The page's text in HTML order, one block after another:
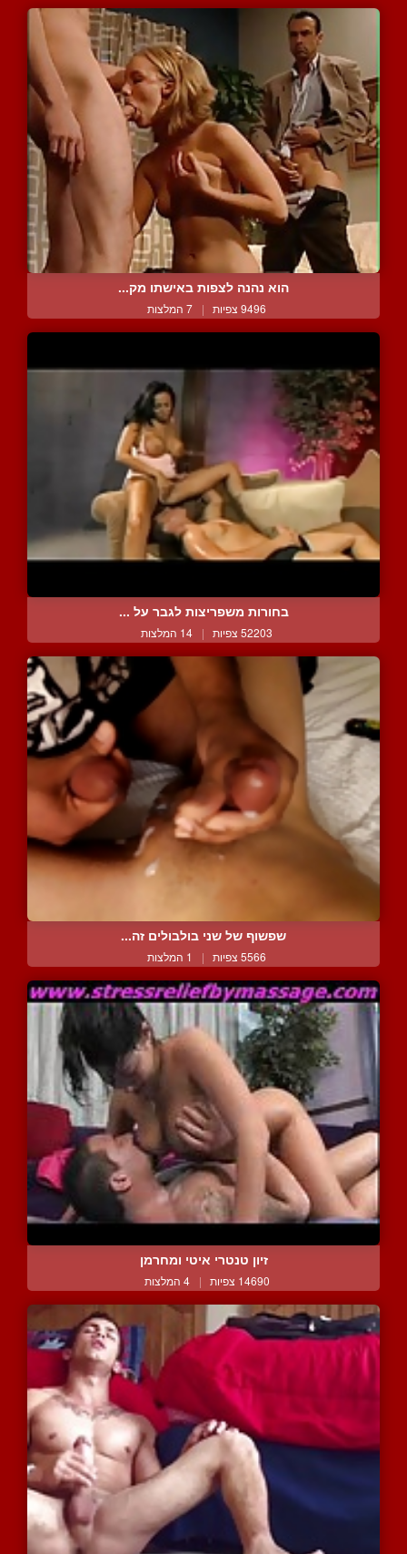
הוא נהנה לצפות באישתו מק...
9496 צפיות | 7 המלצות
בחורות משפריצות לגבר על ...
52203 צפיות | 14 המלצות
שפשוף של שני בולבולים זה...
5566 צפיות | 1 המלצות
זיון טנטרי איטי ומחרמן
14690 צפיות | 4 המלצות